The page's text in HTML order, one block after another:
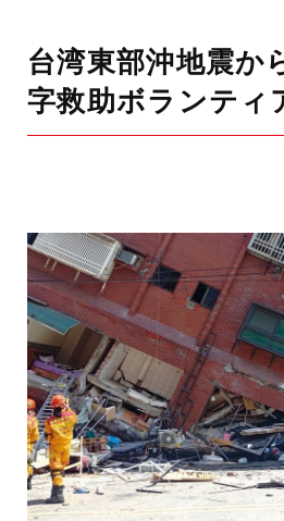
台湾東部沖地震か
字救助ボランティ